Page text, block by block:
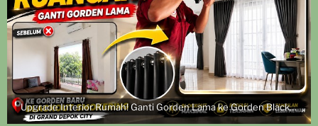
Upgrade Interior Rumah! Ganti Gorden Lama ke Gorden Blackout Smokering | Pasang di Grand Depok City